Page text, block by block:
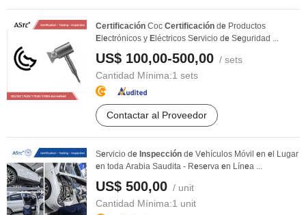
Certificación Coc Certificación de Productos
E ectrónicos y E léctricos Servicio de Seguridad ...
US$ 100,00-500,00 / sets
Cantidad Mínima:1 sets
Contactar al Proveedor
Servicio de Inspección de Vehículos Móvil en e l Lugar
en toda Arabia Saudita - Reserva en Línea ...
US$ 500,00 / unit
Cantidad Mínima:1 unit